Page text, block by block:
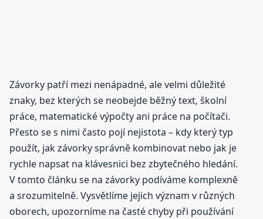
Závorky patří mezi nenápadné, ale velmi důležité
znaky, bez kterých se neobejde běžný text, školní
práce, matematické výpočty ani práce na počítači.
Přesto se s nimi často pojí nejistota – kdy který typ
použít, jak závorky správně kombinovat nebo jak je
rychle napsat na klávesnici bez zbytečného hledání.
V tomto článku se na závorky podíváme komplexně
a srozumitelně. Vysvětlíme jejich význam v různých
oborech, upozorníme na časté chyby při používání